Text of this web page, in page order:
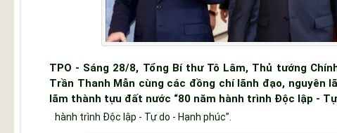
TPO - Sáng 28/8, Tổng Bí thư Tô Lâm, Thủ tướng
Trần Thanh Mẫn cùng các đồng chí lãnh đạo, nguyên
lãm thành tựu đất nước “80 năm hành trình Độc lập - Tự
hành trình Độc lập - Tự do - Hạnh phúc”.